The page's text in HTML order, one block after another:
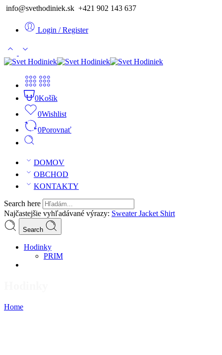
info@svethodiniek.sk +421 902 143 637
Login / Register
0Košík
0Wishlist
0Porovnať
DOMOV
OBCHOD
KONTAKTY
Search here
Najčastejšie vyhľadávané výrazy: SweaterJacket Shirt
Search
Hodinky
PRIM
Home